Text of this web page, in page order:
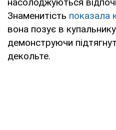
Знаменитість показала
вона позує в
демонструючи
декольте.